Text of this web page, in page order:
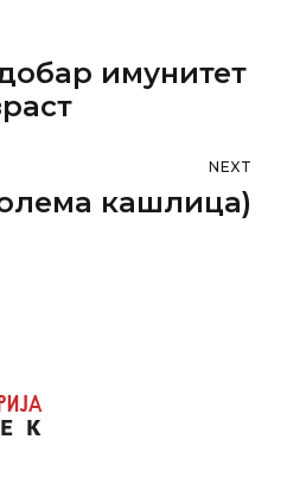
имунитет
NEXT
кашлица)